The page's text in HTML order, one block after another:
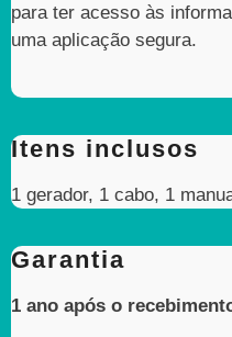
para ter acesso às
uma aplicação segura.
Itens inclusos
1 gerador, 1 cabo, 1
Garantia
1 ano após o